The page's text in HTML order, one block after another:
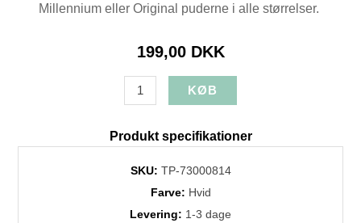
Millennium eller Original puderne i alle størrelser.
199,00 DKK
Produkt specifikationer
SKU: TP-73000814
Farve: Hvid
Levering: 1-3 dage